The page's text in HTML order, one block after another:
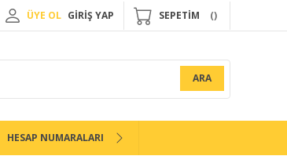
ÜYE OL GİRİŞ YAP SEPETİM
ARA
HESAP NUMARALARI